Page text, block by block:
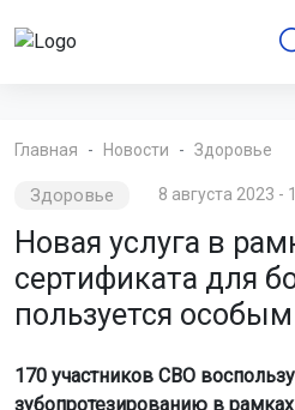
Главная Новости Здоровье
Здоровье 8 августа 2023 -
Новая услуга в
сертификата для
пользуется
170 участников СВО
зубопротезированию в